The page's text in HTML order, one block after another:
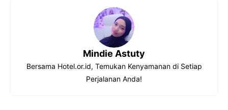
Mindie Astuty
Bersama Hotel.or.id, Temukan Kenyamanan di Setiap
Perjalanan Anda!